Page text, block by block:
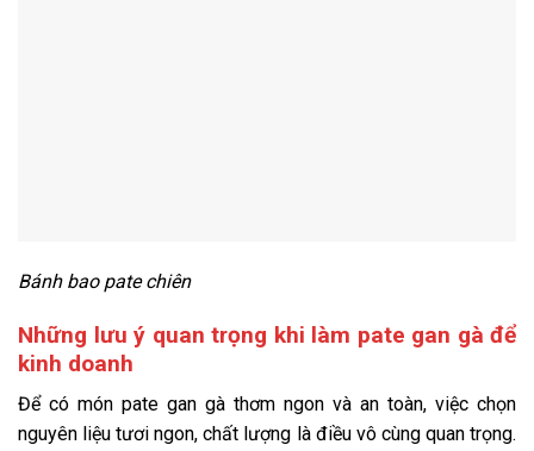
Bánh bao pate chiên
Những lưu ý quan trọng khi làm pate gan gà để
kinh doanh
Để có món pate gan gà thơm ngon và an toàn, việc chọn
nguyên liệu tươi ngon, chất lượng là điều vô cùng quan trọng.